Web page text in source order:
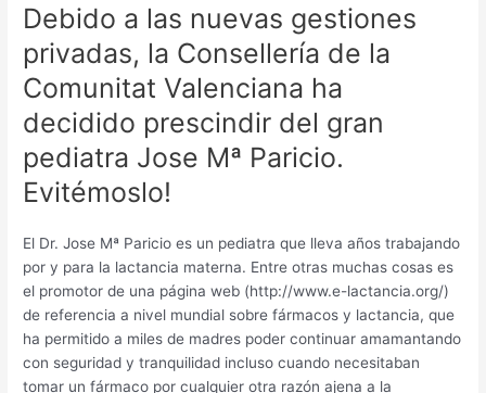
Debido a las nuevas gestiones
privadas, la Consellería de la
Comunitat Valenciana ha
decidido prescindir del gran
pediatra Jose Mª Paricio.
Evitémoslo!
El Dr. Jose Mª Paricio es un pediatra que lleva años trabajando
por y para la lactancia materna. Entre otras muchas cosas es
el promotor de una página web (http://www.e-lactancia.org/)
de referencia a nivel mundial sobre fármacos y lactancia, que
ha permitido a miles de madres poder continuar amamantando
con seguridad y tranquilidad incluso cuando necesitaban
tomar un fármaco por cualquier otra razón ajena a la